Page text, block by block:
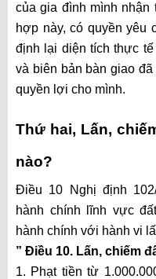
của gia đình mình
hợp này, có quyền yêu
định lại diện tích thực
và biên bản bàn giao
quyền lợi cho mình.
Thứ hai, Lấn,
nào?
Điều 10 Nghị định
hành chính lĩnh vực
hành chính với hành vi
” Điều 10. Lấn, chiếm
1. Phạt tiền từ